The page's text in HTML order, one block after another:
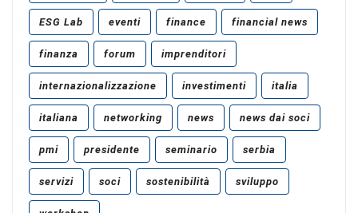
ESG Lab eventi finance financial news
finanza forum imprenditori
internazionalizzazione investimenti italia
italiana networking news news dai soci
pmi presidente seminario serbia
servizi soci sostenibilità sviluppo